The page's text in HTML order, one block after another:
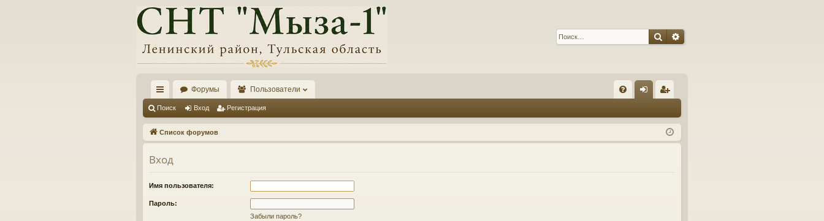
ПоискРасширенный поиск
с
ы
лк
и
Форумы Пользователи
Q д ис
тр
Поиск Вход Регистрация
Список форумов
Вход
Имя пользователя:
Пароль:
Забыли пароль?